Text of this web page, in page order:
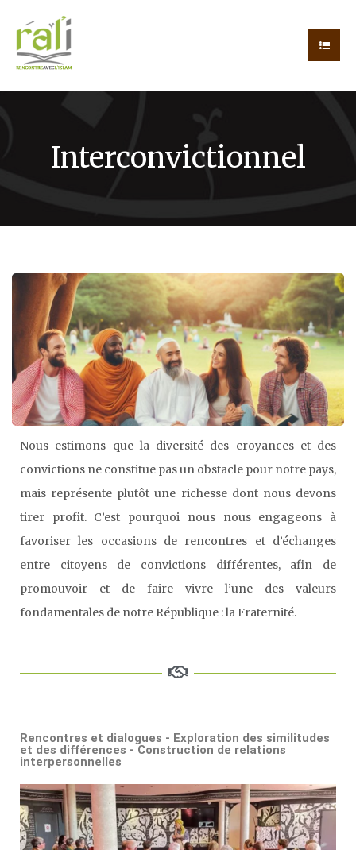
Interconvictionnel
Nous estimons que la diversité des croyances et des
convictions ne constitue pas un obstacle pour notre pays,
mais représente plutôt une richesse dont nous devons
tirer profit. C’est pourquoi nous nous engageons à
favoriser les occasions de rencontres et d’échanges
entre citoyens de convictions différentes, afin de
promouvoir et de faire vivre l’une des valeurs
fondamentales de notre République : la Fraternité.
Rencontres et dialogues - Exploration des similitudes
et des différences - Construction de relations
interpersonnelles